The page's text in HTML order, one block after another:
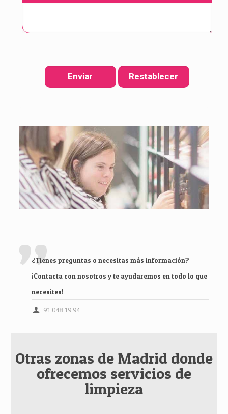
¿Tienes preguntas o necesitas más información?
¡Contacta con nosotros y te ayudaremos en todo lo que
necesites!
91 048 19 94
Otras zonas de Madrid donde
ofrecemos servicios de
limpieza